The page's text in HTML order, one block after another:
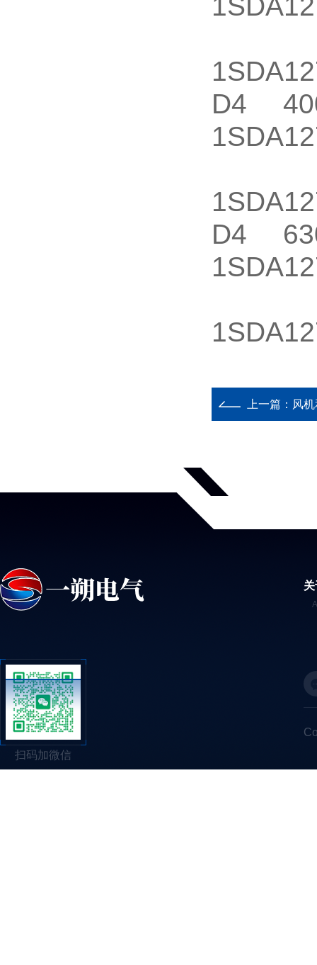
D4
D4
上一篇： 风
扫码加微信